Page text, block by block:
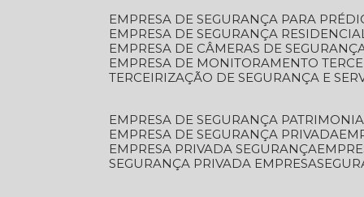
EMPRESA DE SEGURANÇA PARA
EMPRESA DE SEGURANÇA
EMPRESA DE CÂMERAS DE
EMPRESA DE MONITORAMENTO
TERCEIRIZAÇÃO DE SEGURANÇA E
EMPRESA DE SEGURANÇA
EMPRESA DE SEGURANÇA PRIVADA
EMPRESA PRIVADA SEGURANÇA
SEGURANÇA PRIVADA EMPRESA